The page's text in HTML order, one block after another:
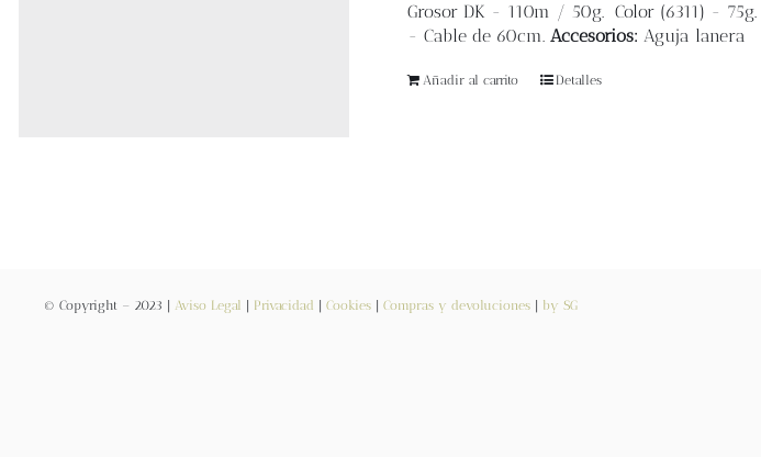
Grosor DK - 110m / 50g. Color (6311) -
- Cable de 60cm. Accesorios: Aguja lanera
Añadir al carrito Detalles
© Copyright – 2023 | Aviso Legal Privacidad Cookies| Compras y devoluciones| by SG